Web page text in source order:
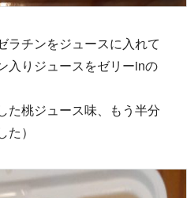
ラチンをジュースに入れて
入りジュースをゼリーinの
た桃ジュース味、もう半分
）